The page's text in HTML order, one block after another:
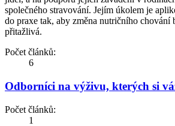
společného stravování. Jejím úkolem je
do praxe tak, aby změna nutričního chování
přitažlivá.
Počet článků:
6
Odborníci na výživu, kterých si
Počet článků:
1